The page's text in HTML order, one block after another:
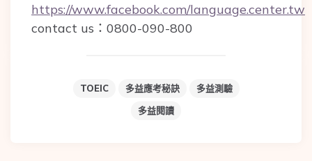
https://www.facebook.com/language.center.tw
contact us：0800-090-800
TOEIC 多益應考秘訣
多益測驗
多益閱讀